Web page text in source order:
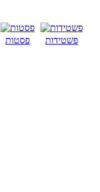
פסטות פשטידות